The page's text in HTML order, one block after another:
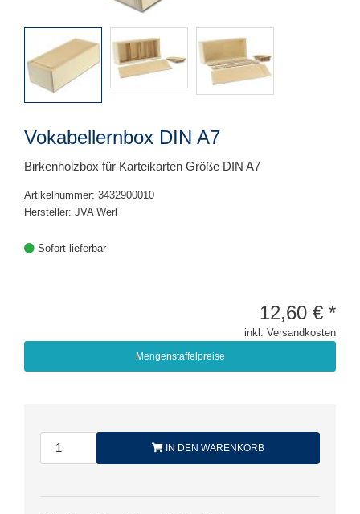
Vokabellernbox DIN A7
Birkenholzbox für Karteikarten Größe DIN A7
Artikelnummer: 3432900010
Hersteller: JVA Werl
Sofort lieferbar
12,60 € *
inkl. Versandkosten
Mengenstaffelpreise
IN DEN WARENKORB